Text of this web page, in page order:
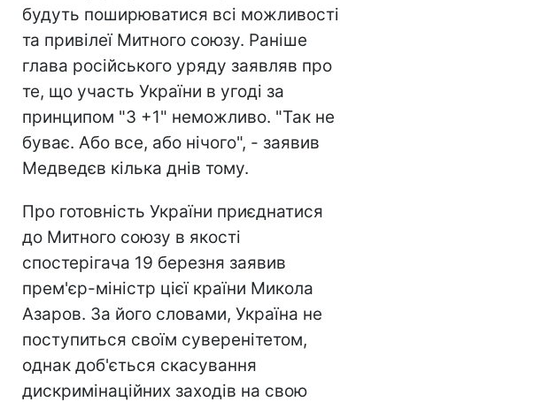
будуть поширюватися всі можливості
та привілеї Митного союзу. Раніше
глава російського уряду заявляв про
те, що участь України в угоді за
принципом "3 +1" неможливо. "Так не
буває. Або все, або нічого", - заявив
Медведєв кілька днів тому.
Про готовність України приєднатися
до Митного союзу в якості
спостерігача 19 березня заявив
прем'єр-міністр цієї країни Микола
Азаров. За його словами, Україна не
поступиться своїм суверенітетом,
однак доб'ється скасування
дискримінаційних заходів на свою